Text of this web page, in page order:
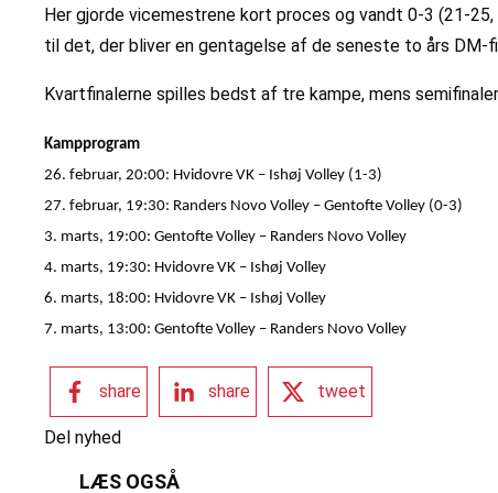
Her gjorde vicemestrene kort proces og vandt 0-3 (21-
til det, der bliver en gentagelse af de seneste to års DM-
Kvartfinalerne spilles bedst af tre kampe, mens
Kampprogram
26. februar, 20:00: Hvidovre VK – Ishøj Volley (1-3)
27. februar, 19:30: Randers Novo Volley – Gentofte Volley (0-3)
3. marts, 19:00: Gentofte Volley – Randers Novo Volley
4. marts, 19:30: Hvidovre VK – Ishøj Volley
6. marts, 18:00: Hvidovre VK – Ishøj Volley
7. marts, 13:00: Gentofte Volley – Randers Novo Volley
share share tweet
Del nyhed
LÆS OGSÅ